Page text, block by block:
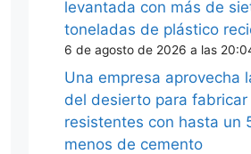
levantada con más de
toneladas de plástico
6 de agosto de 2026 a las
Una empresa aprovecha
del desierto para fabricar
resistentes con hasta un
menos de cemento